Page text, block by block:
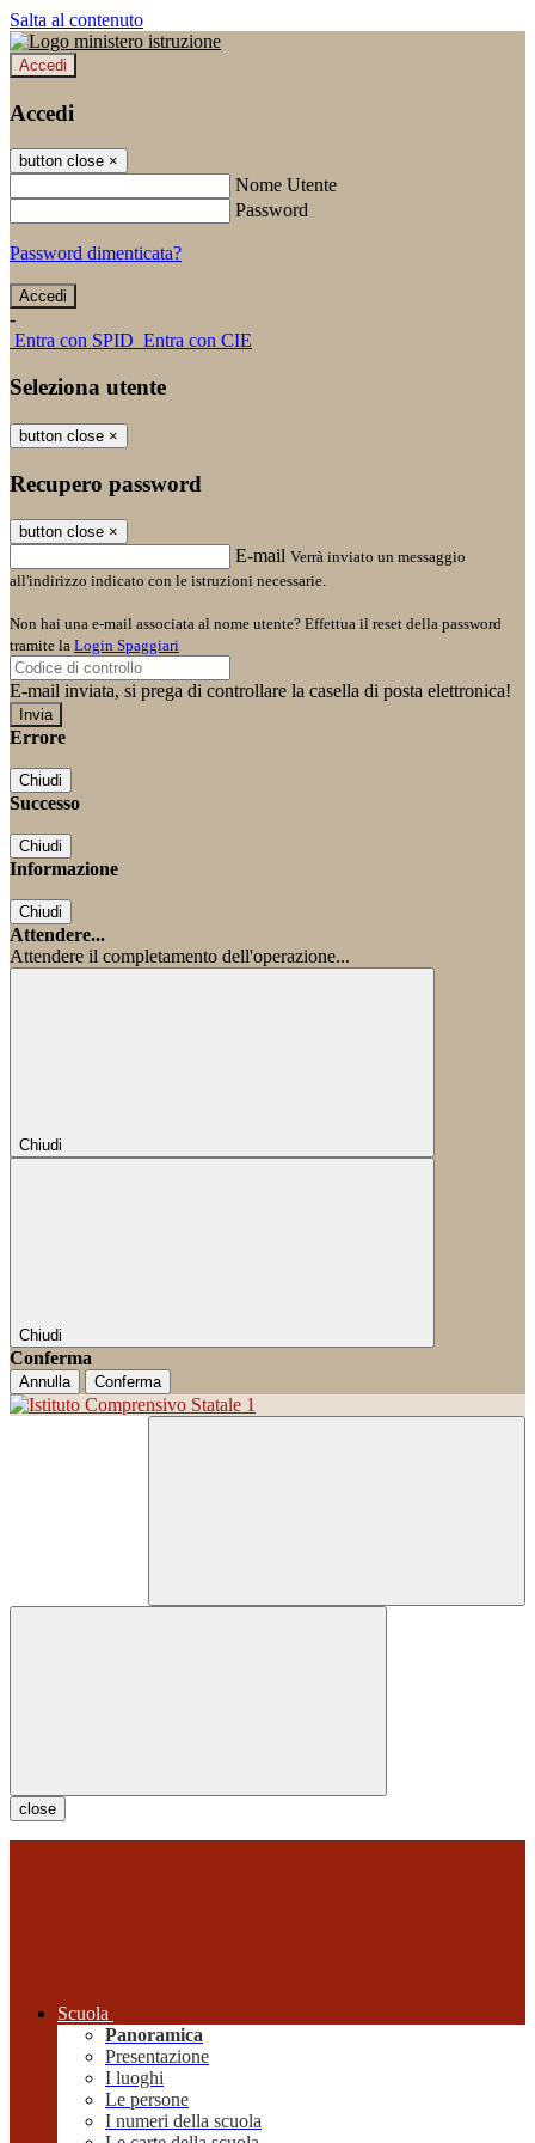
Salta al contenuto
Accedi
Accedi
button close ×
Nome Utente
Password
Password dimenticata?
-
Entra con SPID Entra con CIE
Seleziona utente
button close ×
Recupero password
button close ×
E-mail Verrà inviato un messaggio
all'indirizzo indicato con le istruzioni necessarie.
Non hai una e-mail associata al nome utente? Effettua il reset della password
tramite la Login Spaggiari
E-mail inviata, si prega di controllare la casella di posta elettronica!
Errore
Chiudi
Successo
Chiudi
Informazione
Chiudi
Attendere...
Attendere il completamento dell'operazione...
Chiudi
Chiudi
Conferma
Annulla Conferma
close
Scuola
Panoramica
Presentazione
I luoghi
Le persone
I numeri della scuola